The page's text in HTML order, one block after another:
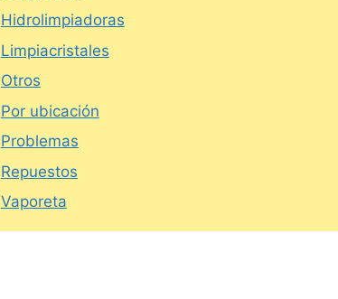
Hidrolimpiadoras
Limpiacristales
Otros
Por ubicación
Problemas
Repuestos
Vaporeta